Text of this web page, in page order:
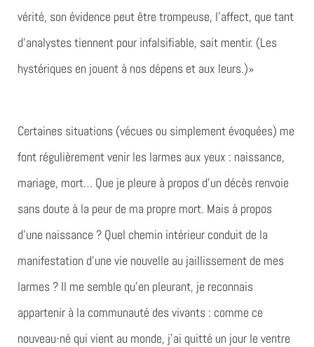
vérité, son évidence peut être trompeuse, l’affect, que tant
d’analystes tiennent pour infalsifiable, sait mentir. (Les
hystériques en jouent à nos dépens et aux leurs.)»
Certaines situations (vécues ou simplement évoquées) me
font régulièrement venir les larmes aux yeux : naissance,
mariage, mort… Que je pleure à propos d’un décès renvoie
sans doute à la peur de ma propre mort. Mais à propos
d’une naissance ? Quel chemin intérieur conduit de la
manifestation d’une vie nouvelle au jaillissement de mes
larmes ? Il me semble qu’en pleurant, je reconnais
appartenir à la communauté des vivants : comme ce
nouveau-né qui vient au monde, j’ai quitté un jour le ventre